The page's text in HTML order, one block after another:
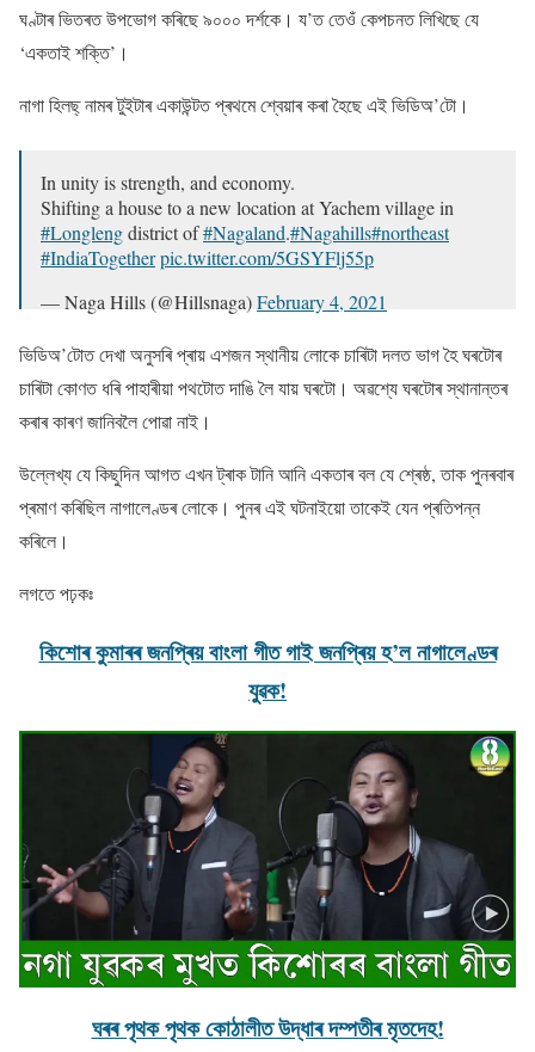
ঘণ্টাৰ ভিতৰত উপভোগ কৰিছে ৯০০০ দৰ্শকে। য’ত তেওঁ কেপচনত লিখিছে যে
‘একতাই শক্তি’।
নাগা হিলছ্ নামৰ টুইটাৰ একাউন্টত প্ৰথমে শ্বেয়াৰ কৰা হৈছে এই ভিডিঅ’টাে।
In unity is strength, and economy.
Shifting a house to a new location at Yachem village in
#Longlengdistrict of#Nagaland.#Nagahills#northeast
#IndiaTogetherpic.twitter.com/5GSYFlj55p
— Naga Hills (@Hillsnaga)February 4, 2021
ভিডিঅ’টোত দেখা অনুসৰি প্ৰায় এশজন স্থানীয় লোকে চাৰিটা দলত ভাগ হৈ ঘৰটোৰ
চাৰিটা কোণত ধৰি পাহাৰীয়া পথটোত দাঙি লৈ যায় ঘৰটো। অৱশ্যে ঘৰটোৰ স্থানান্তৰ
কৰাৰ কাৰণ জানিবলৈ পোৱা নাই।
উল্লেখ্য যে কিছুদিন আগত এখন ট্ৰাক টানি আনি একতাৰ বল যে শ্ৰেষ্ঠ, তাক পুনৰবাৰ
প্ৰমাণ কৰিছিল নাগালেণ্ডৰ লোকে। পুনৰ এই ঘটনাইয়ো তাকেই যেন প্ৰতিপন্ন
কৰিলে।
লগতে পঢ়কঃ
কিশোৰ কুমাৰৰ জনপ্ৰিয় বাংলা গীত গাই জনপ্ৰিয় হ’ল নাগালেণ্ডৰ
যুৱক!
ঘৰৰ পৃথক পৃথক কােঠালীত উদ্ধাৰ দম্পতীৰ মৃতদেহ!